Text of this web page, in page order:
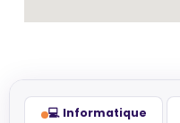
💻 Informatique